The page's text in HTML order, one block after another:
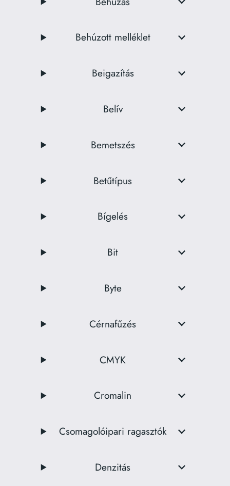
Behúzott melléklet
Beigazítás
Belív
Bemetszés
Betűtípus
Bígelés
Bit
Byte
Cérnafűzés
CMYK
Cromalin
Csomagolóipari ragasztók
Denzitás